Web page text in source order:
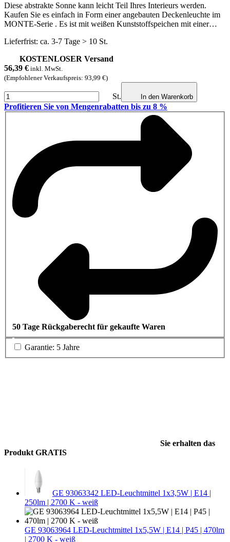
Diese abstrakte Sonne kann leicht Teil Ihres Interieurs werden.
Kaufen Sie es einfach in Form einer angebauten Deckenleuchte im
MONTE-Serie . Es ist mit weißen Kunststoffspeichen mit einer…
Lieferfrist: ca. 3-7 Tage > 10 St.
KOSTENLOSER Versand
56,39 € inkl. MwSt.
(Empfohlener Verkaufspreis: 93,99 €)
St. In den Warenkorb
Profitieren Sie von Mengenrabatten bis zu 8 %
50 Tage Rückgaberecht für gekaufte Waren
Garantie: 5 Jahre
Sie erhalten das
Produkt GRATIS
GE 93063342 LED-Leuchtmittel 1x3,5W | E14 |
250lm | 2700 K - weiß
GE 93063964 LED-Leuchtmittel 1x5,5W | E14 | P45 | 470lm
| 2700 K - weiß